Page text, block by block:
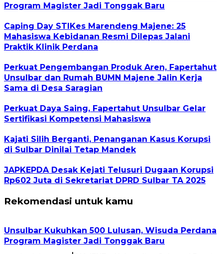
Program Magister Jadi Tonggak Baru
Caping Day STIKes Marendeng Majene: 25
Mahasiswa Kebidanan Resmi Dilepas Jalani
Praktik Klinik Perdana
Perkuat Pengembangan Produk Aren, Fapertahut
Unsulbar dan Rumah BUMN Majene Jalin Kerja
Sama di Desa Saragian
Perkuat Daya Saing, Fapertahut Unsulbar Gelar
Sertifikasi Kompetensi Mahasiswa
Kajati Silih Berganti, Penanganan Kasus Korupsi
di Sulbar Dinilai Tetap Mandek
JAPKEPDA Desak Kejati Telusuri Dugaan Korupsi
Rp602 Juta di Sekretariat DPRD Sulbar TA 2025
Rekomendasi untuk kamu
Unsulbar Kukuhkan 500 Lulusan, Wisuda Perdana
Program Magister Jadi Tonggak Baru